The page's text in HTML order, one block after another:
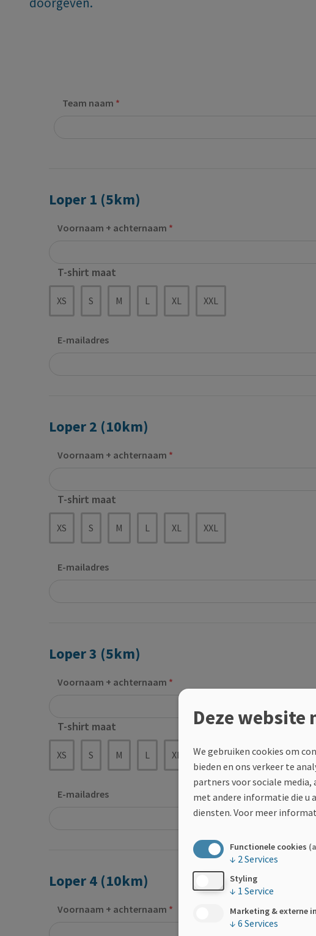
Team naam
Loper 1 (5km)
Voornaam + achternaam
T-shirt maat
XS S M L XL XXL
E-mailadres
Loper 2 (10km)
Voornaam + achternaam
T-shirt maat
XS S M L XL XXL
E-mailadres
Loper 3 (5km)
Voornaam + achternaam
T-shirt maat
XS S M L XL XXL
E-mailadres
Loper 4 (10km)
Voornaam + achternaam
Deze website
We gebruiken cookies om
bieden en ons verkeer te
partners voor sociale
met andere informatie die u
diensten. Voor meer
Functionele cookies
↓ 2Services
Styling
↓ 1 Service
Marketing & externe
↓ 6 Services